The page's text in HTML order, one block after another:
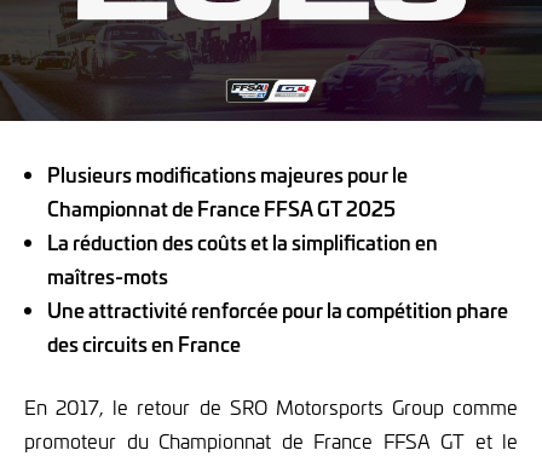
Plusieurs modifications majeures pour le
Championnat de France FFSA GT 2025
La réduction des coûts et la simplification en
maîtres-mots
Une attractivité renforcée pour la compétition phare
des circuits en France
En 2017, le retour de SRO Motorsports Group comme
promoteur du Championnat de France FFSA GT et le